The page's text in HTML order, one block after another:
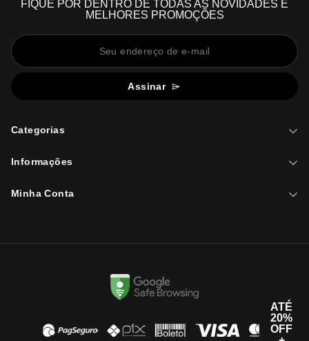
FIQUE POR DENTRO DE TODAS AS NOVIDADES E
MELHORES PROMOÇÕES
Assinar
Categorias
Informações
Minha Conta
ATÉ
20%
OFF